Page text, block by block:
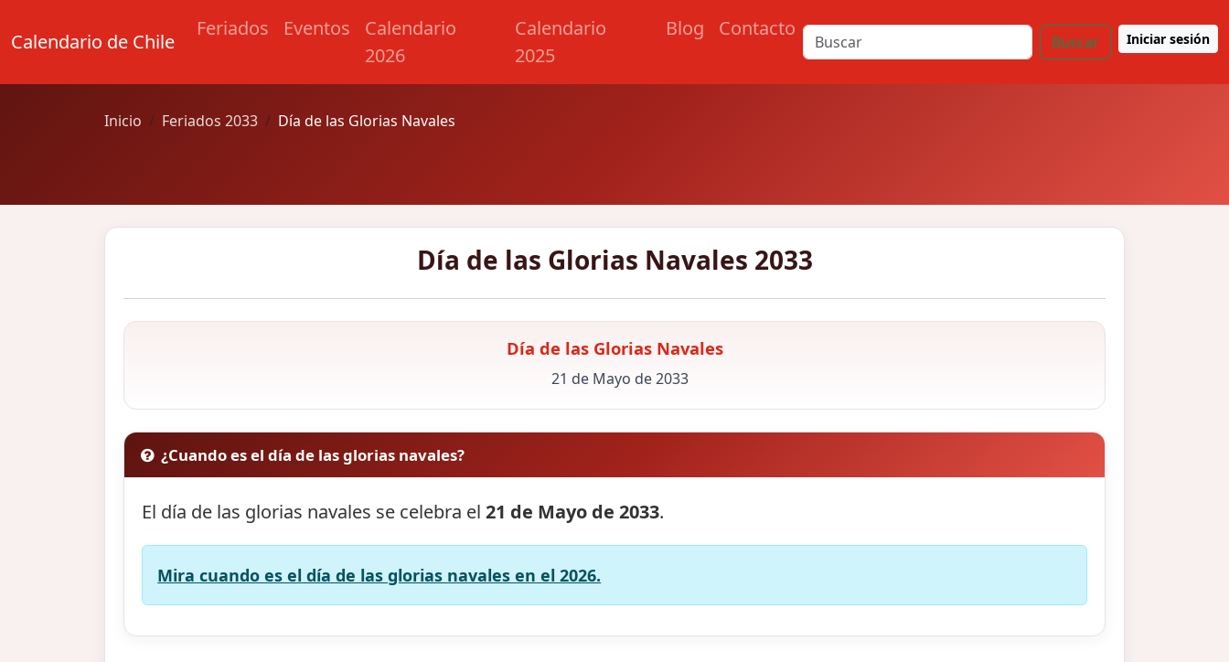
Calendario de Chile
Feriados Eventos
Calendario
2026
Calendario
2025
Blog Contacto
Buscar Iniciar sesión
Inicio Feriados 2033 Día de las Glorias Navales
Día de las Glorias Navales 2033
Día de las Glorias Navales
21 de Mayo de 2033
¿Cuando es el día de las glorias navales?
El día de las glorias navales se celebra el21 de Mayo de 2033.
Mira cuando es el día de las glorias navales en el 2026.